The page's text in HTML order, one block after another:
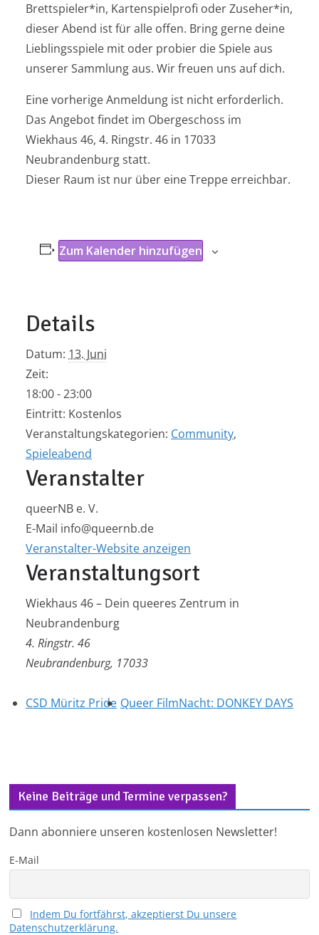
Brettspieler*in, Kartenspielprofi oder Zuseher*in,
dieser Abend ist für alle offen. Bring gerne deine
Lieblingsspiele mit oder probier die Spiele aus
unserer Sammlung aus. Wir freuen uns auf dich.
Eine vorherige Anmeldung ist nicht erforderlich.
Das Angebot findet im Obergeschoss im
Wiekhaus 46, 4. Ringstr. 46 in 17033
Neubrandenburg statt.
Dieser Raum ist nur über eine Treppe erreichbar.
Zum Kalender hinzufügen
Details
Datum: 13. Juni
Zeit:
18:00 - 23:00
Eintritt: Kostenlos
Veranstaltungskategorien: Community,
Spieleabend
Veranstaltungsort
Wiekhaus 46 – Dein queeres Zentrum in
Neubrandenburg
4. Ringstr. 46
Neubrandenburg, 17033
Veranstalter
queerNB e. V.
E-Mail info@queernb.de
Veranstalter-Website anzeigen
CSD Müritz Pride Queer FilmNacht: DONKEY DAYS
Keine Beiträge und Termine verpassen?
Dann abonniere unseren kostenlosen Newsletter!
E-Mail
Indem Du fortfährst, akzeptierst Du unsere
Datenschutzerklärung.